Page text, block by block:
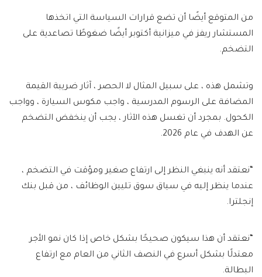
من المتوقع أيضًا أن تضع قرارات السياسة التي اتخذها
المستشار ريفز في ميزانية أكتوبر أيضًا ضغوطًا تصاعدية على
التضخم.
وتشمل هذه ، على سبيل المثال لا الحصر ، آثار ضريبة القيمة
المضافة على الرسوم المدرسية ، واجب مكوس السيارة ، وواجب
الكحول. بمجرد أن تغسل هذه الآثار ، يجب أن ينخفض ​​التضخم
عن الهدف في عام 2026.
“نعتقد أنه ينبغي النظر إلى ارتفاع صغير ومؤقت في التضخم ،
عندما ينظر إليه في سياق سوق تليين الوظائف ، من قبل بنك
إنجلترا.
“نعتقد أن هذا سيكون صحيحًا بشكل خاص إذا كان نمو الأجر
معتدلًا بشكل أسرع في النصف الثاني من العام مع ارتفاع
البطالة.